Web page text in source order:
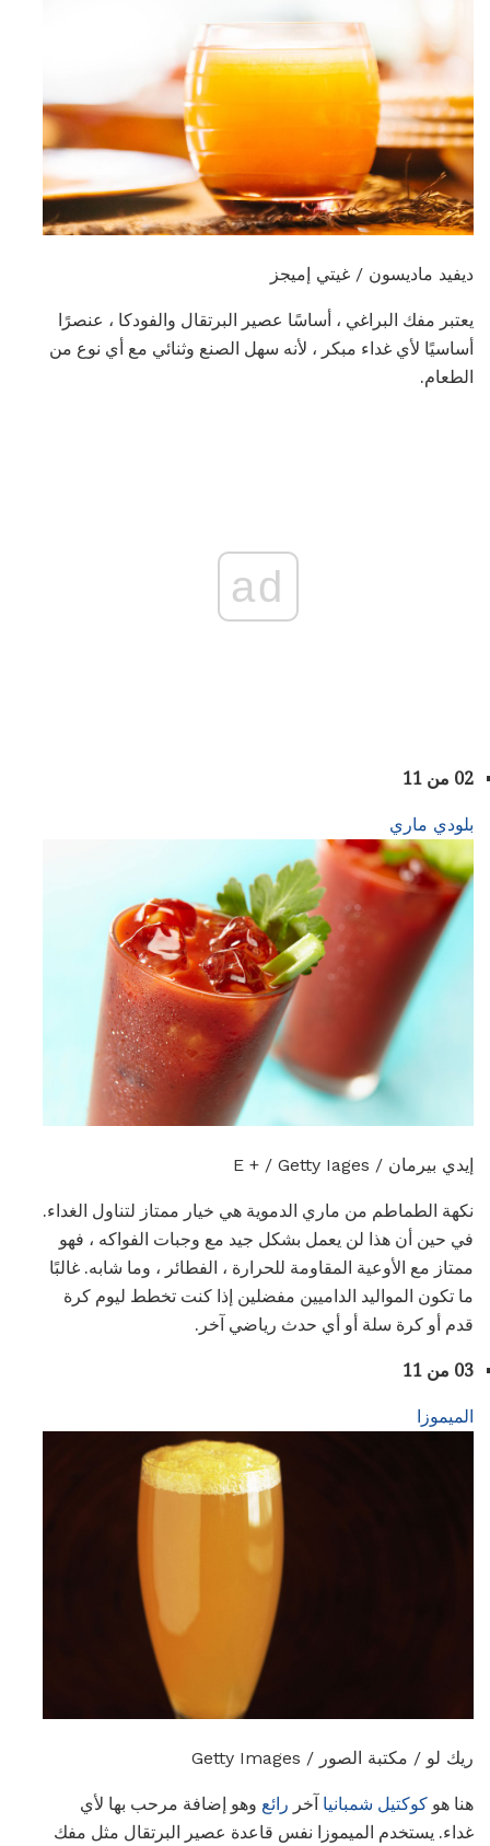
ديفيد ماديسون / غيتي إميجز
يعتبر مفك البراغي ، أساسًا عصير البرتقال والفودكا ، عنصرًا
أساسيًا لأي غداء مبكر ، لأنه سهل الصنع وثنائي مع أي نوع من
الطعام.
ad
02 من 11
بلودي ماري
إيدي بيرمان / E + / Getty Iages
نكهة الطماطم من ماري الدموية هي خيار ممتاز لتناول الغداء.
في حين أن هذا لن يعمل بشكل جيد مع وجبات الفواكه ، فهو
ممتاز مع الأوعية المقاومة للحرارة ، الفطائر ، وما شابه. غالبًا
ما تكون المواليد الداميين مفضلين إذا كنت تخطط ليوم كرة
قدم أو كرة سلة أو أي حدث رياضي آخر.
03 من 11
الميموزا
ريك لو / مكتبة الصور / Getty Images
هنا هو كوكتيل شمبانيا آخر رائع وهو إضافة مرحب بها لأي
غداء. يستخدم الميموزا نفس قاعدة عصير البرتقال مثل مفك